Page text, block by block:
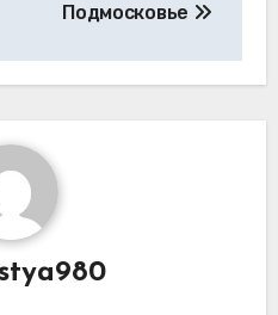
Подмосковье